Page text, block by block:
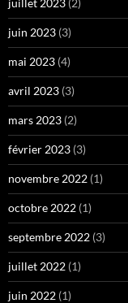
juin 2023 (3)
mai 2023 (4)
avril 2023 (3)
mars 2023 (2)
février 2023 (3)
novembre 2022 (1)
octobre 2022 (1)
septembre 2022 (3)
juillet 2022 (1)
juin 2022 (1)